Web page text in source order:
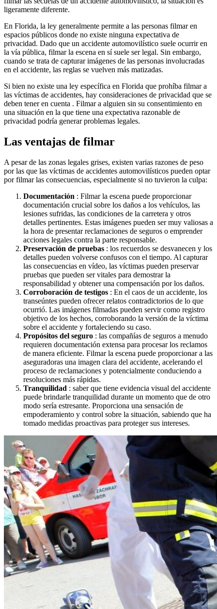
ligeramente diferente.
En Florida, la ley generalmente permite a las personas filmar en
espacios públicos donde no existe ninguna expectativa de
privacidad. Dado que un accidente automovilístico suele ocurrir en
la vía pública, filmar la escena en sí suele ser legal. Sin embargo,
cuando se trata de capturar imágenes de las personas involucradas
en el accidente, las reglas se vuelven más matizadas.
Si bien no existe una ley específica en Florida que prohíba filmar a
las víctimas de accidentes, hay consideraciones de privacidad que se
deben tener en cuenta . Filmar a alguien sin su consentimiento en
una situación en la que tiene una expectativa razonable de
privacidad podría generar problemas legales.
Las ventajas de filmar
A pesar de las zonas legales grises, existen varias razones de peso
por las que las víctimas de accidentes automovilísticos pueden optar
por filmar las consecuencias, especialmente si no tuvieron la culpa:
Documentación : Filmar la escena puede proporcionar
documentación crucial sobre los daños a los vehículos, las
lesiones sufridas, las condiciones de la carretera y otros
detalles pertinentes. Estas imágenes pueden ser muy valiosas a
la hora de presentar reclamaciones de seguros o emprender
acciones legales contra la parte responsable.
Preservación de pruebas : los recuerdos se desvanecen y los
detalles pueden volverse confusos con el tiempo. Al capturar
las consecuencias en vídeo, las víctimas pueden preservar
pruebas que pueden ser vitales para demostrar la
responsabilidad y obtener una compensación por los daños.
Corroboración de testigos : En el caos de un accidente, los
transeúntes pueden ofrecer relatos contradictorios de lo que
ocurrió. Las imágenes filmadas pueden servir como registro
objetivo de los hechos, corroborando la versión de la víctima
sobre el accidente y fortaleciendo su caso.
Propósitos del seguro : las compañías de seguros a menudo
requieren documentación extensa para procesar los reclamos
de manera eficiente. Filmar la escena puede proporcionar a las
aseguradoras una imagen clara del accidente, acelerando el
proceso de reclamaciones y potencialmente conduciendo a
resoluciones más rápidas.
Tranquilidad : saber que tiene evidencia visual del accidente
puede brindarle tranquilidad durante un momento que de otro
modo sería estresante. Proporciona una sensación de
empoderamiento y control sobre la situación, sabiendo que ha
tomado medidas proactivas para proteger sus intereses.